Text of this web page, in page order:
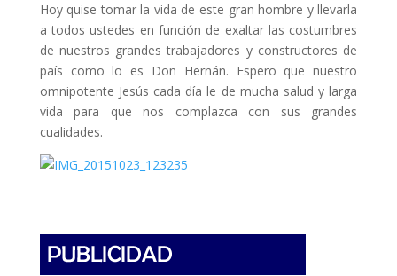
Hoy quise tomar la vida de este gran hombre y llevarla
a todos ustedes en función de exaltar las costumbres
de nuestros grandes trabajadores y constructores de
país como lo es Don Hernán. Espero que nuestro
omnipotente Jesús cada día le de mucha salud y larga
vida para que nos complazca con sus grandes
cualidades.